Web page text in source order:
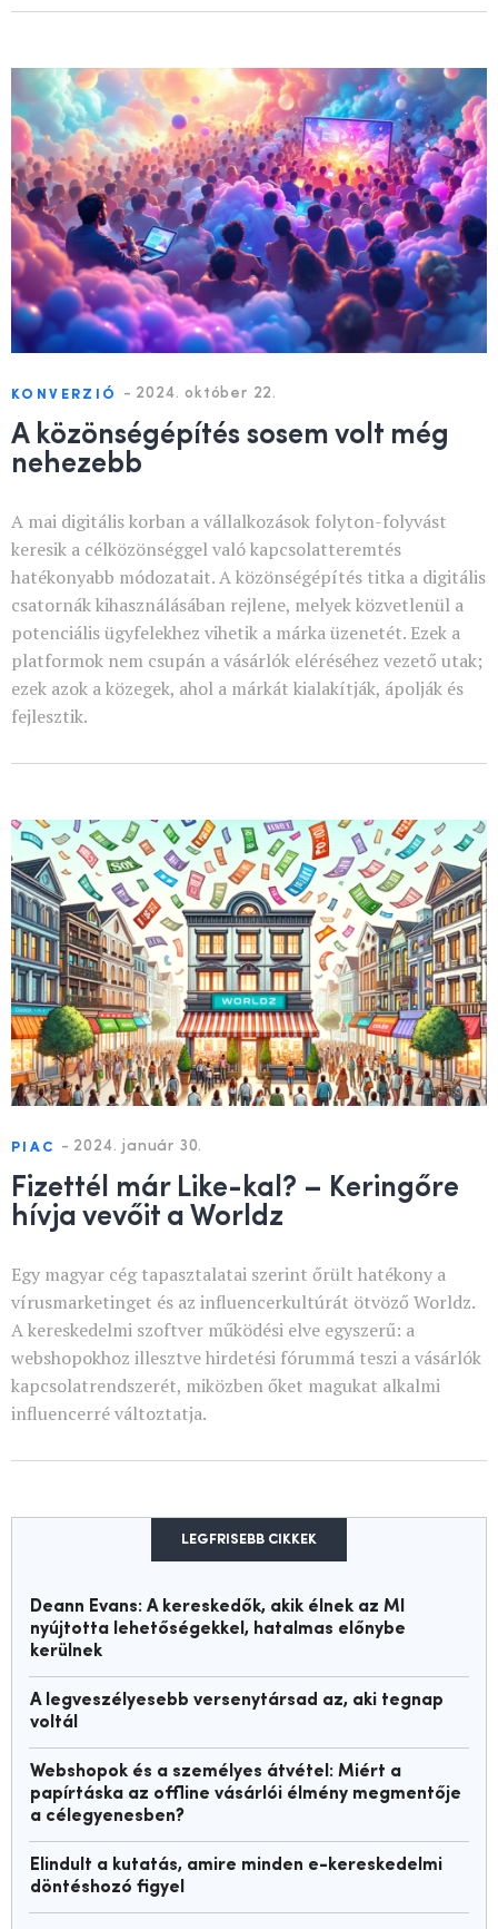
KONVERZIÓ - 2024. október 22.
A közönségépítés sosem volt még
nehezebb
A mai digitális korban a vállalkozások folyton-folyvást
keresik a célközönséggel való kapcsolatteremtés
hatékonyabb módozatait. A közönségépítés titka a digitális
csatornák kihasználásában rejlene, melyek közvetlenül a
potenciális ügyfelekhez vihetik a márka üzenetét. Ezek a
platformok nem csupán a vásárlók eléréséhez vezető utak;
ezek azok a közegek, ahol a márkát kialakítják, ápolják és
fejlesztik.
PIAC - 2024. január 30.
Fizettél már Like-kal? – Keringőre
hívja vevőit a Worldz
Egy magyar cég tapasztalatai szerint őrült hatékony a
vírusmarketinget és az influencerkultúrát ötvöző Worldz.
A kereskedelmi szoftver működési elve egyszerű: a
webshopokhoz illesztve hirdetési fórummá teszi a vásárlók
kapcsolatrendszerét, miközben őket magukat alkalmi
influencerré változtatja.
LEGFRISEBB CIKKEK
Deann Evans: A kereskedők, akik élnek az MI
nyújtotta lehetőségekkel, hatalmas előnybe
kerülnek
A legveszélyesebb versenytársad az, aki tegnap
voltál
Webshopok és a személyes átvétel: Miért a
papírtáska az offline vásárlói élmény megmentője
a célegyenesben?
Elindult a kutatás, amire minden e-kereskedelmi
döntéshozó figyel